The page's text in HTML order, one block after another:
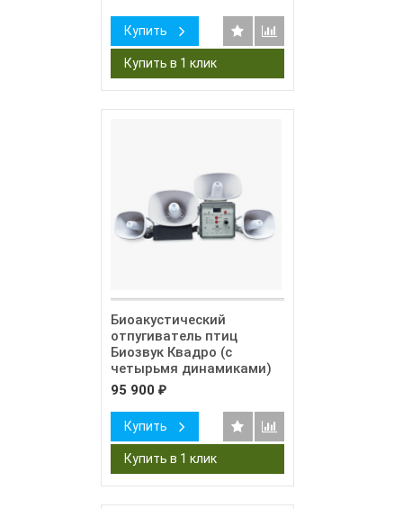
Купить
Биоакустический
отпугиватель птиц
Биозвук Квадро (с
четырьмя динамиками)
95 900 ₽
Купить